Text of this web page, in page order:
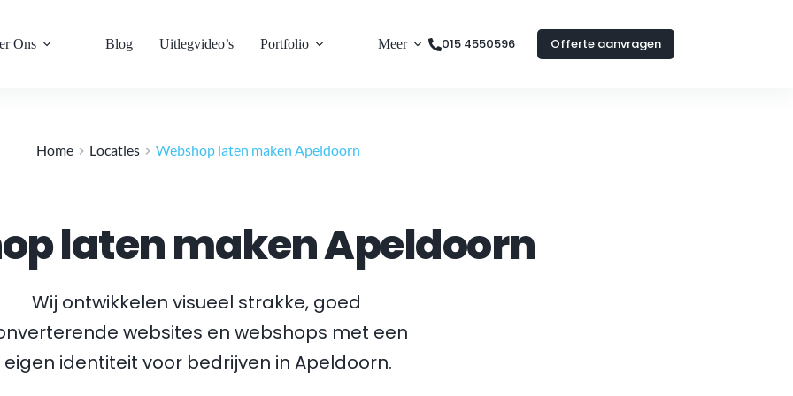
Ons Blog Uitlegvideo’s Portfolio Meer 015 4550596 Offerte aanvragen
Home Locaties Webshop laten maken Apeldoorn
laten maken Apeldoorn
Wij ontwikkelen visueel strakke, goed
websites en webshops met een
eigen identiteit voor bedrijven in Apeldoorn.